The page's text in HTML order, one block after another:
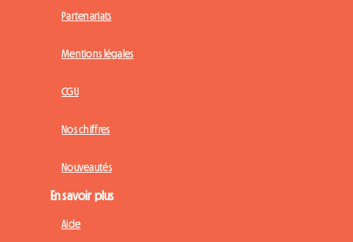
Partenariats
Mentions légales
CGU
Nos chiffres
Nouveautés
En savoir plus
Aide